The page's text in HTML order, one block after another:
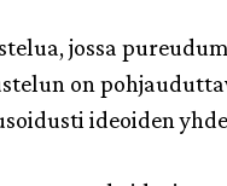
jossa
on
ideoiden